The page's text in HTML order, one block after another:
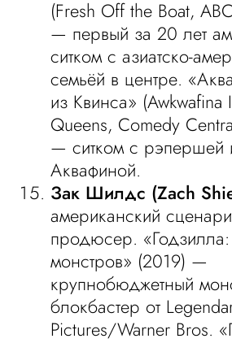
(Fresh Off the Boat,
— первый за 20 лет
ситком с азиатско-
семьёй в центре.
из Квинса»
Queens, Comedy
— ситком с рэпершей
Аквафиной.
Зак Шилдс (Zach
американский
продюсер.
монстров» (2019) —
крупнобюджетный
блокбастер от
Pictures/Warner Bros.